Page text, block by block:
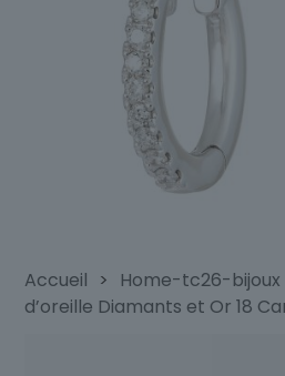
Accueil > Home-tc26-bijoux
d’oreille Diamants et Or 18